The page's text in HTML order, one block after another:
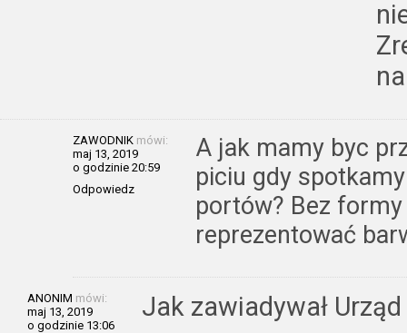
ZAWODNIK mówi:
maj 13, 2019
o godzinie 20:59
Odpowiedz
A jak mamy byc
piciu gdy
portów? Bez
reprezentować
ANONIM mówi:
maj 13, 2019
o godzinie 13:06
Jak zawiadywał